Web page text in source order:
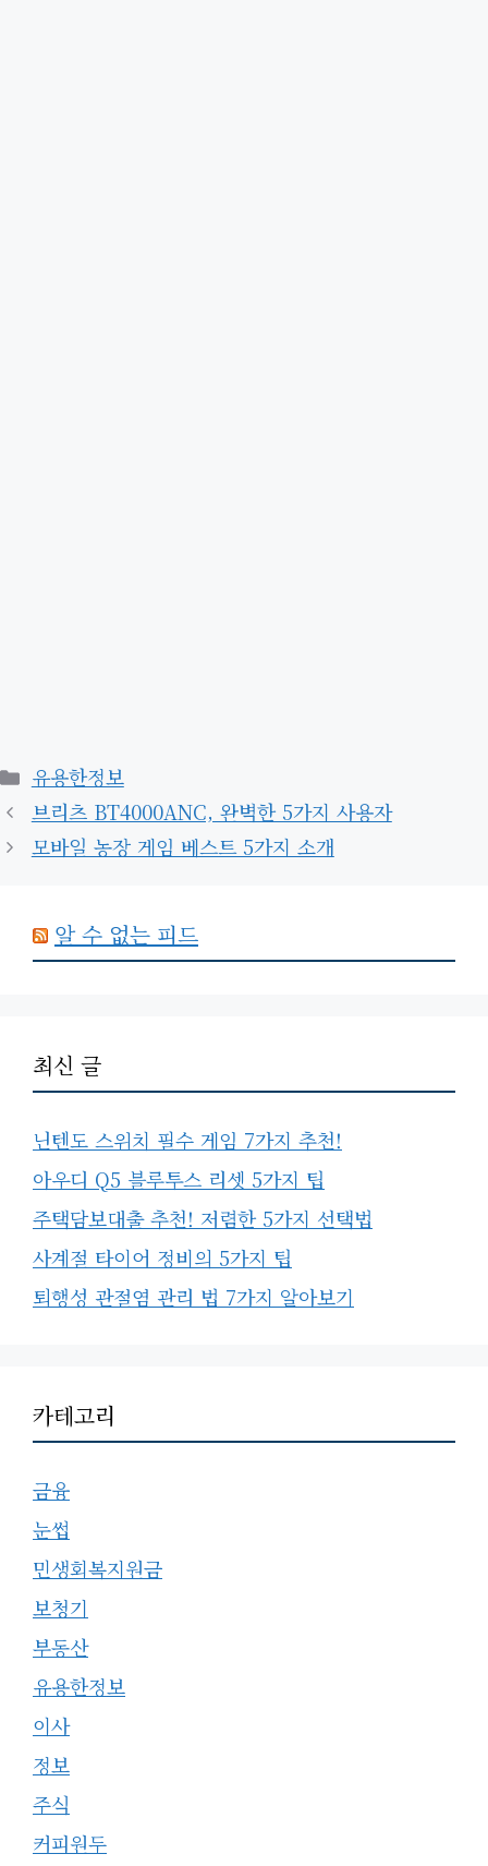
카
테
고
리
유용한정보
브리츠 BT4000ANC, 완벽한 5가지 사용자
모바일 농장 게임 베스트 5가지 소개
알 수 없는 피드
최신 글
닌텐도 스위치 필수 게임 7가지 추천!
아우디 Q5 블루투스 리셋 5가지 팁
주택담보대출 추천! 저렴한 5가지 선택법
사계절 타이어 정비의 5가지 팁
퇴행성 관절염 관리 법 7가지 알아보기
카테고리
금융
눈썹
민생회복지원금
보청기
부동산
유용한정보
이사
정보
주식
커피원두